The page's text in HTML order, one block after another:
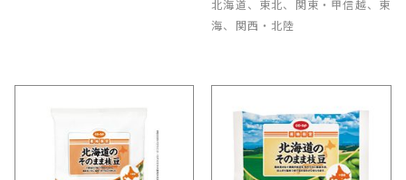
北海道、東北、関東・甲信越、東
海、関西・北陸